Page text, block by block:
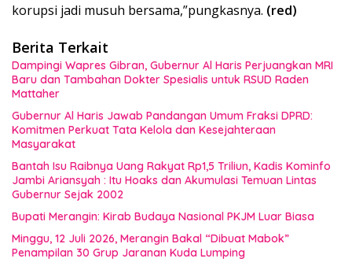
korupsi jadi musuh bersama,”pungkasnya. (red)
Berita Terkait
Dampingi Wapres Gibran, Gubernur Al Haris Perjuangkan MRI
Baru dan Tambahan Dokter Spesialis untuk RSUD Raden
Mattaher
Gubernur Al Haris Jawab Pandangan Umum Fraksi DPRD:
Komitmen Perkuat Tata Kelola dan Kesejahteraan
Masyarakat
Bantah Isu Raibnya Uang Rakyat Rp1,5 Triliun, Kadis Kominfo
Jambi Ariansyah : Itu Hoaks dan Akumulasi Temuan Lintas
Gubernur Sejak 2002
Bupati Merangin: Kirab Budaya Nasional PKJM Luar Biasa
Minggu, 12 Juli 2026, Merangin Bakal “Dibuat Mabok”
Penampilan 30 Grup Jaranan Kuda Lumping